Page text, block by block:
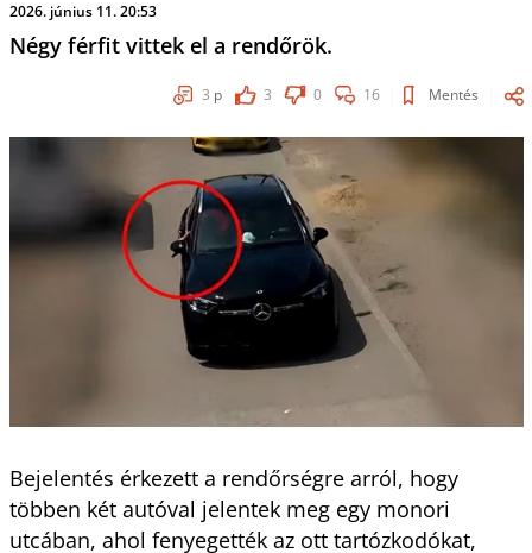
2026. június 11. 20:53
Négy férfit vittek el a rendőrök.
3 p 3 0 16 Mentés
Bejelentés érkezett a rendőrségre arról, hogy
többen két autóval jelentek meg egy monori
utcában, ahol fenyegették az ott tartózkodókat,